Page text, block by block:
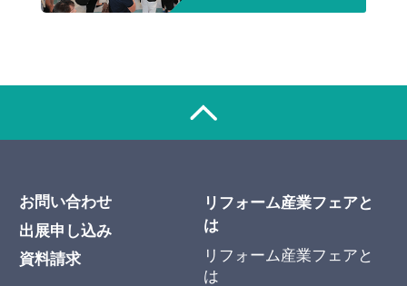
お問い合わせ
出展申し込み
資料請求
リフォーム産業フェアと
は
リフォーム産業フェアと
は